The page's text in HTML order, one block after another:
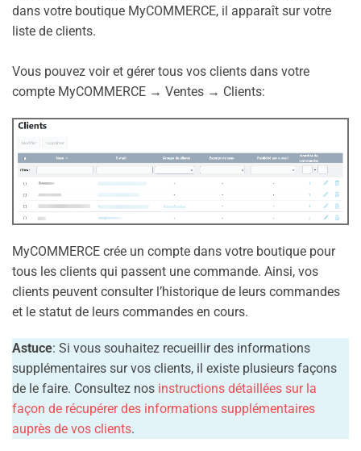
dans votre boutique MyCOMMERCE, il apparaît sur votre
liste de clients.
Vous pouvez voir et gérer tous vos clients dans votre
compte MyCOMMERCE → Ventes → Clients:
MyCOMMERCE crée un compte dans votre boutique pour
tous les clients qui passent une commande. Ainsi, vos
clients peuvent consulter l’historique de leurs commandes
et le statut de leurs commandes en cours.
Astuce: Si vous souhaitez recueillir des informations
supplémentaires sur vos clients, il existe plusieurs façons
de le faire. Consultez nos instructions détaillées sur la
façon de récupérer des informations supplémentaires
auprès de vos clients.